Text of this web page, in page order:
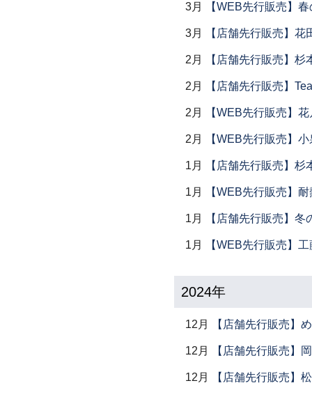
3月 【WEB先行販売】
3月 【店舗先行販売】
2月 【店舗先行販売】
2月 【店舗先行販売】
2月 【WEB先行販売】
2月 【WEB先行販売】
1月 【店舗先行販売】
1月 【WEB先行販売】
1月 【店舗先行販売】冬
1月 【WEB先行販売】
2024年
12月 【店舗先行販売】
12月 【店舗先行販売】
12月 【店舗先行販売】